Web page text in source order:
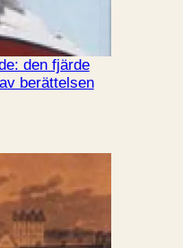
den fjärde
berättelsen